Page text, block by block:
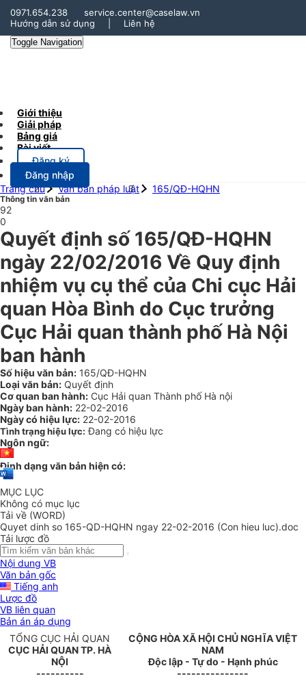
0971.654.238
service.center@caselaw.vn
Hướng dẫn sử dụng
Liên hệ
Toggle Navigation
Giới thiệu
Giải pháp
Bảng giá
Bài viết
Đăng ký
Đăng nhập
Trang chủ
Văn bản pháp luật 165/QĐ-HQHN
Thông tin văn bản
92
0
Quyết định số 165/QĐ-HQHN
ngày 22/02/2016 Về Quy định
nhiệm vụ cụ thể của Chi cục Hải
quan Hòa Bình do Cục trưởng
Cục Hải quan thành phố Hà Nội
ban hành
Số hiệu văn bản: 165/QĐ-HQHN
Loại văn bản: Quyết định
Cơ quan ban hành: Cục Hải quan Thành phố Hà nội
Ngày ban hành: 22-02-2016
Ngày có hiệu lực: 22-02-2016
Tình trạng hiệu lực: Đang có hiệu lực
Ngôn ngữ:
Định dạng văn bản hiện có:
MỤC LỤC
Không có mục lục
Tải về (WORD)
Quyet dinh so 165-QD-HQHN ngay 22-02-2016 (Con hieu luc).doc
Tải lược đồ
Nội dung VB
Văn bản gốc
Tiếng anh
Lược đồ
VB liên quan
Bản án áp dụng
TỔNG CỤC HẢI QUAN
CỤC HẢI QUAN TP. HÀ
NỘI
----------
CỘNG HÒA XÃ HỘI CHỦ NGHĨA VIỆT
NAM
Độc lập - Tự do - Hạnh phúc
---------------